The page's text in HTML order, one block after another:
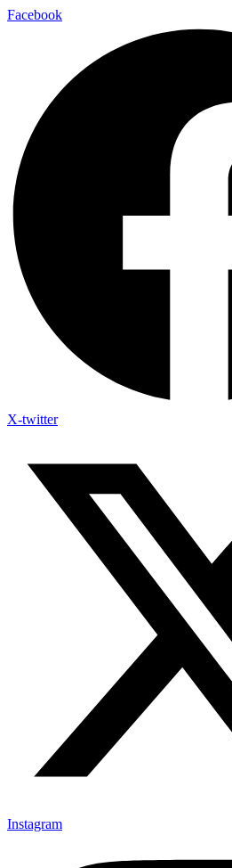
Facebook
X-twitter
Instagram